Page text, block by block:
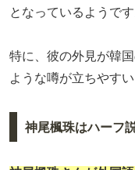
となっているようです
特に、彼の外見が韓
ような噂が立ちやすい
神尾楓珠はハーフ